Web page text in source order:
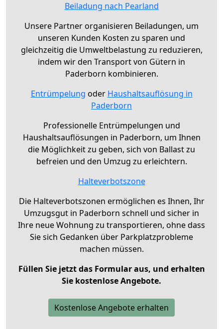
Beiladung nach Pearland
Unsere Partner organisieren Beiladungen, um
unseren Kunden Kosten zu sparen und
gleichzeitig die Umweltbelastung zu reduzieren,
indem wir den Transport von Gütern in
Paderborn kombinieren.
Entrümpelung oder Haushaltsauflösung in
Paderborn
Professionelle Entrümpelungen und
Haushaltsauflösungen in Paderborn, um Ihnen
die Möglichkeit zu geben, sich von Ballast zu
befreien und den Umzug zu erleichtern.
Halteverbotszone
Die Halteverbotszonen ermöglichen es Ihnen, Ihr
Umzugsgut in Paderborn schnell und sicher in
Ihre neue Wohnung zu transportieren, ohne dass
Sie sich Gedanken über Parkplatzprobleme
machen müssen.
Füllen Sie jetzt das Formular aus, und erhalten
Sie kostenlose Angebote.
Kostenlose Angebote erhalten